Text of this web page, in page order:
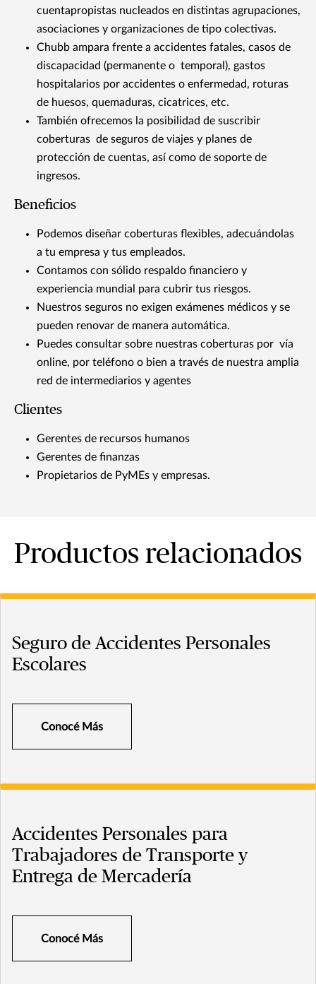
cuentapropistas nucleados en distintas agrupaciones,
asociaciones y organizaciones de tipo colectivas.
Chubb ampara frente a accidentes fatales, casos de
discapacidad (permanente o temporal), gastos
hospitalarios por accidentes o enfermedad, roturas
de huesos, quemaduras, cicatrices, etc.
También ofrecemos la posibilidad de suscribir
coberturas de seguros de viajes y planes de
protección de cuentas, así como de soporte de
ingresos.
Beneficios
Podemos diseñar coberturas flexibles, adecuándolas
a tu empresa y tus empleados.
Contamos con sólido respaldo financiero y
experiencia mundial para cubrir tus riesgos.
Nuestros seguros no exigen exámenes médicos y se
pueden renovar de manera automática.
Puedes consultar sobre nuestras coberturas por vía
online, por teléfono o bien a través de nuestra amplia
red de intermediarios y agentes
Clientes
Gerentes de recursos humanos
Gerentes de finanzas
Propietarios de PyMEs y empresas.
Productos relacionados
Seguro de Accidentes Personales
Escolares
Conocé Más
Accidentes Personales para
Trabajadores de Transporte y
Entrega de Mercadería
Conocé Más